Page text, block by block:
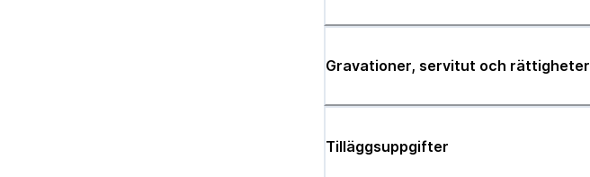
Gravationer, servitut och rättigheter
Tilläggsuppgifter